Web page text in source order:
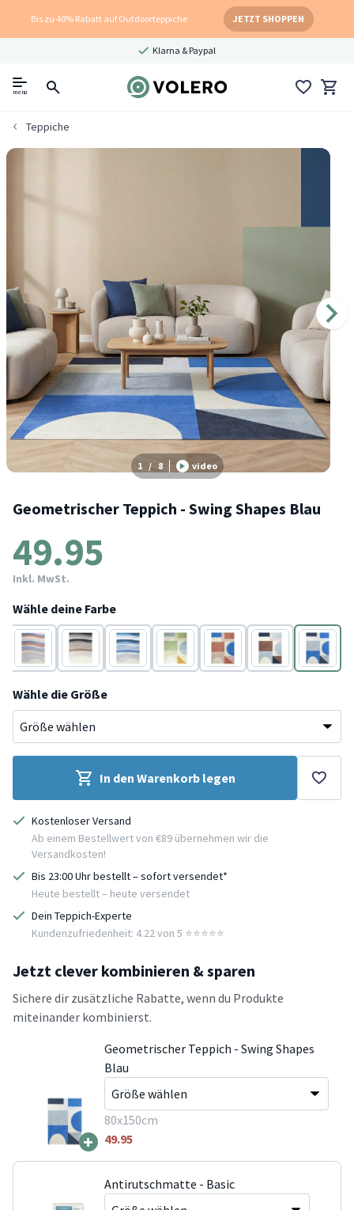
Bis zu 40% Rabatt auf Outdoorteppiche JETZT SHOPPEN
Klarna & Paypal
menu
Teppiche
1 / 8 video
Geometrischer Teppich - Swing Shapes Blau
49.95
Inkl. MwSt.
Wähle deine Farbe
Blau Blau Blau Blau Blau Blau
Blau
Wähle die Größe
In den Warenkorb legen
Kostenloser Versand
Ab einem Bestellwert von €89 übernehmen wir die
Versandkosten!
Bis 23:00 Uhr bestellt – sofort versendet*
Heute bestellt – heute versendet
Dein Teppich-Experte
Kundenzufriedenheit: 4.22 von 5 ⭐️⭐️⭐️⭐️⭐️
Jetzt clever kombinieren & sparen
Sichere dir zusätzliche Rabatte, wenn du Produkte
miteinander kombinierst.
+
Geometrischer Teppich - Swing Shapes
Blau
80x150cm
49.95
Antirutschmatte - Basic